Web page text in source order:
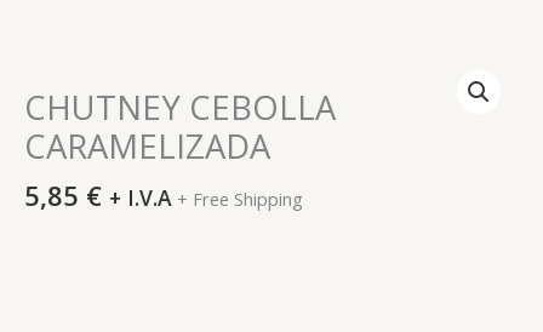
CHUTNEY CEBOLLA
CARAMELIZADA
5,85 € + I.V.A + Free Shipping
CEBOLLA
CARAMELIZADA
quantity